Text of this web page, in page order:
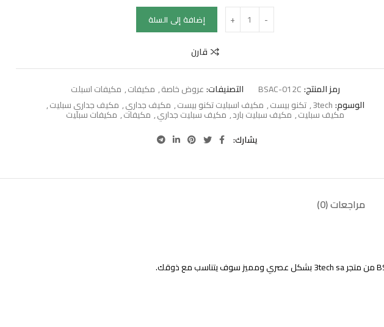
إضافة إلى السلة
قارن
رمز المنتج:BSAC-012C التصنيفات:عروض خاصة, مكيفات, مكيفات اسبلت
الوسوم:3tech
,تكنو بيست, مكيف اسبليت تكنو بيست, مكيف جداري, مكيف جداري سبليت,
مكيف سبليت, مكيف سبليت بارد, مكيف سبليت جداري, مكيفات, مكيفات سبليت
يشارك
مراجعات (0)
من متجر 3tech sa بشكل عصري ومميز سوف يتناسب مع ذوقك.